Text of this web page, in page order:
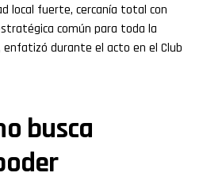
local fuerte, cercanía total con
común para toda la
enfatizó durante el acto en el Club
busca